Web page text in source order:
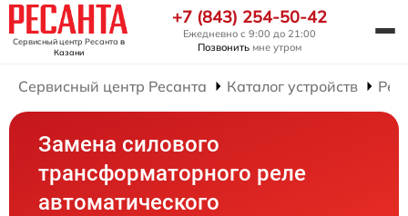
Сервисный центр Ресанта в
Казани
+7 (843) 254-50-42
Ежедневно с 9:00 до 21:00
Позвонить мне утром
Сервисный центр Ресанта Каталог устройств
Замена силового
трансформаторного реле
автоматического